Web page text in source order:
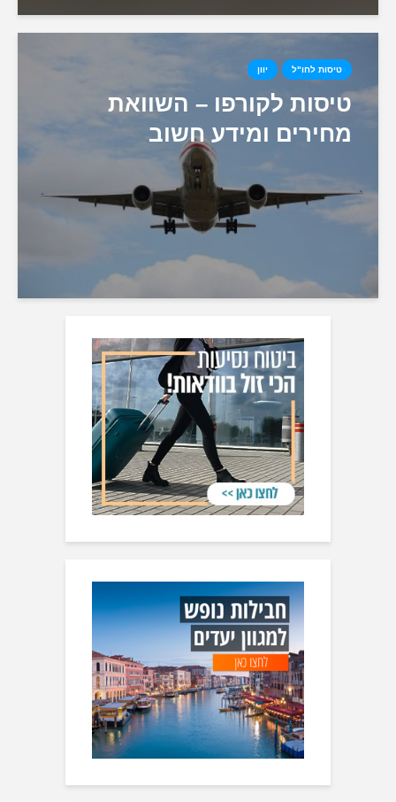
טיסות לחו"ל יוון
טיסות לקורפו – השוואת
מחירים ומידע חשוב